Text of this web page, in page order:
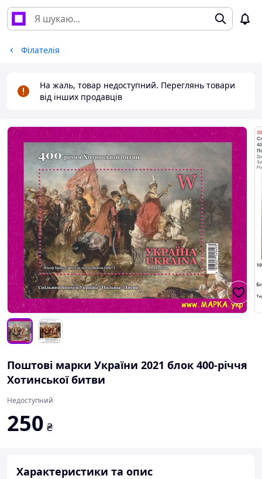
Філателія
На жаль, товар недоступний. Переглянь товари
від інших продавців
Поштові марки України 2021 блок 400-річчя
Хотинської битви
Недоступний
250 ₴
Характеристики та опис